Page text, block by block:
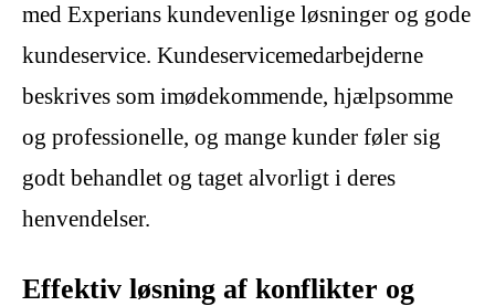
med Experians kundevenlige løsninger og gode
kundeservice. Kundeservicemedarbejderne
beskrives som imødekommende, hjælpsomme
og professionelle, og mange kunder føler sig
godt behandlet og taget alvorligt i deres
henvendelser.
Effektiv løsning af konflikter og